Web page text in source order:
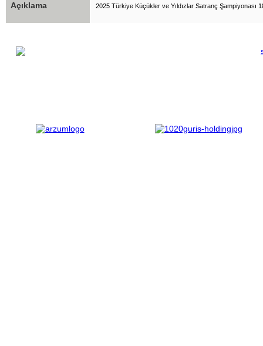
Açıklama 2025 Türkiye Küçükler ve Yıldızlar Satranç